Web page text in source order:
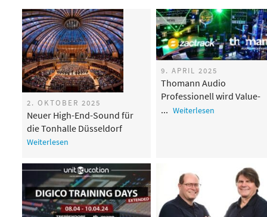
2. OKTOBER 2025
Neuer High-End-Sound für
die Tonhalle Düsseldorf
Weiterlesen
9. APRIL 2025
Thomann Audio
Professionell wird Value-
Added-Reseller für
Weiterlesen